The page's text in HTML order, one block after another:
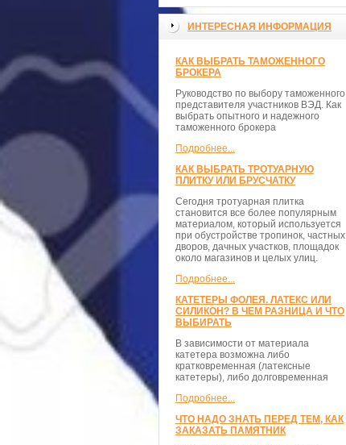
ИНТЕРЕСНАЯ ИНФОРМАЦИЯ
КАК ВЫБРАТЬ ТАМОЖЕННОГО
БРОКЕРА
Руководство по выбору таможенного
представителя участников ВЭД. Как
выбрать опытного и надежного
таможенного брокера
Подробнее...
КАК ВЫБРАТЬ ТРОТУАРНУЮ
ПЛИТКУ ИЛИ БРУСЧАТКУ
Сегодня тротуарная плитка
становится все более популярным
материалом, который используется
при обустройстве тропинок, частных
дворов, дачных участков, площадок
около магазинов и целых улиц.
Подробнее...
КАТЕТЕРЫ ФОЛЕЯ. ЛАТЕКС ИЛИ
СИЛИКОН? В ЧЕМ РАЗНИЦА И ЧТО
ВЫБИРАТЬ
В зависимости от материала
катетера возможна либо
кратковременная (латексные
катетеры), либо долговременная
Подробнее...
ЧТО НАДО ЗНАТЬ ПЕРЕД ТЕМ, КАК
ЗАКАЗАТЬ ПАМЯТНИК